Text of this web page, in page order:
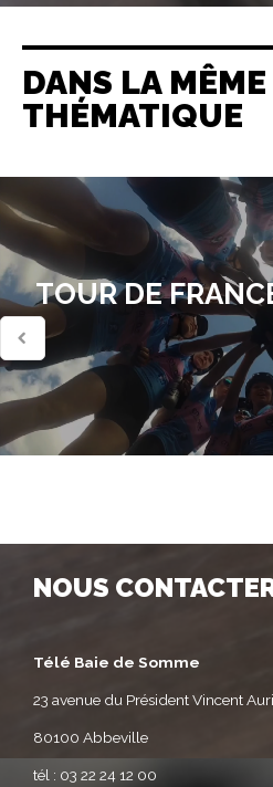
DANS LA MÊME
THÉMATIQUE
TOUR DE
NOUS
Télé Baie de Somme
23 avenue du Président Vincent
80100 Abbeville
tél : 03 22 24 12 00